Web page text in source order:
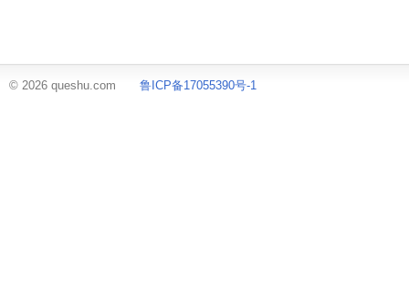
© 2026 queshu.com 鲁ICP备17055390号-1